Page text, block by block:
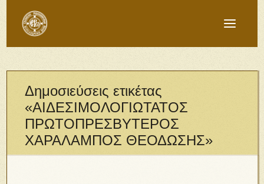
Δημοσιεύσεις ετικέτας
«ΑΙΔΕΣΙΜΟΛΟΓΙΩΤΑΤΟΣ
ΠΡΩΤΟΠΡΕΣΒΥΤΕΡΟΣ
ΧΑΡΑΛΑΜΠΟΣ ΘΕΟΔΩΣΗΣ»